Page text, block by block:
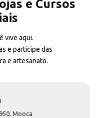
e Cursos
vive aqui.
e participe das
e artesanato.
Mooca